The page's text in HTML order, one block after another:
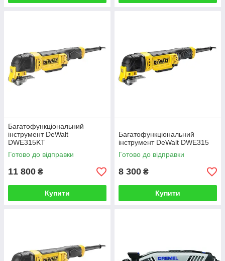
Багатофункціональний
інструмент DeWalt
DWE315KT
Готово до відправки
11 800 ₴
Купити
Багатофункціональний
інструмент DeWalt DWE315
Готово до відправки
8 300 ₴
Купити